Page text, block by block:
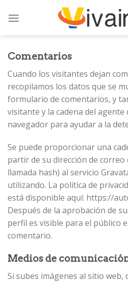
Comentarios
Cuando los visitantes dejan
recopilamos los datos que se
formulario de comentarios, y
visitante y la cadena del agente
navegador para ayudar a la
Se puede proporcionar una
partir de su dirección de
llamada hash) al servicio
utilizando. La política de
está disponible aquí: https://
Después de la aprobación de
perfil es visible para el público
comentario.
Medios de
Si subes imágenes al sitio